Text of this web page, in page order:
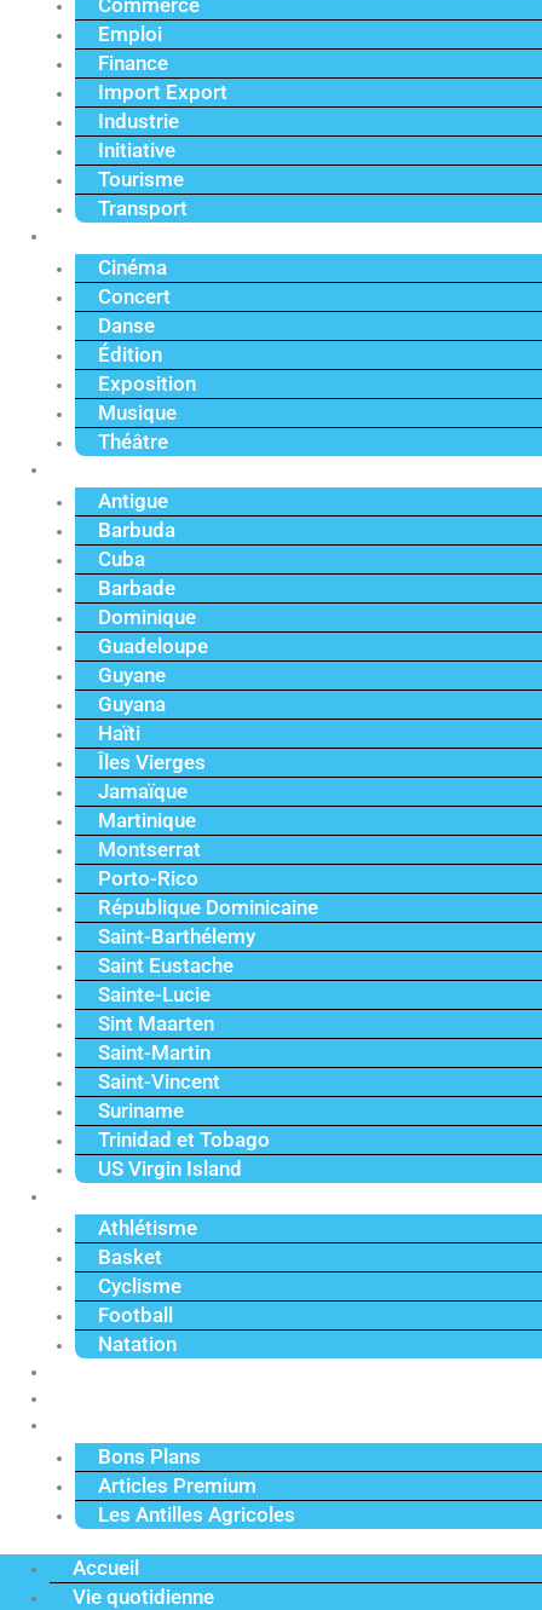
Commerce
Emploi
Finance
Import Export
Industrie
Initiative
Tourisme
Transport
Cinéma
Concert
Danse
Édition
Exposition
Musique
Théâtre
Antigue
Barbuda
Cuba
Barbade
Dominique
Guadeloupe
Guyane
Guyana
Haïti
Îles Vierges
Jamaïque
Martinique
Montserrat
Porto-Rico
République Dominicaine
Saint-Barthélemy
Saint Eustache
Sainte-Lucie
Sint Maarten
Saint-Martin
Saint-Vincent
Suriname
Trinidad et Tobago
US Virgin Island
Athlétisme
Basket
Cyclisme
Football
Natation
Bons Plans
Articles Premium
Les Antilles Agricoles
Accueil
Vie quotidienne